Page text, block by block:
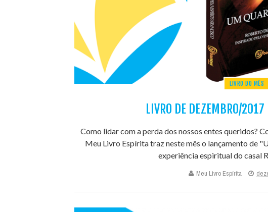
LIVRO DO MÊS
LIVRO DE DEZEMBRO/2017
Como lidar com a perda dos nossos entes queridos?
Meu Livro Espírita traz neste mês o lançamento de
experiência espiritual do casal
Meu Livro Espírita